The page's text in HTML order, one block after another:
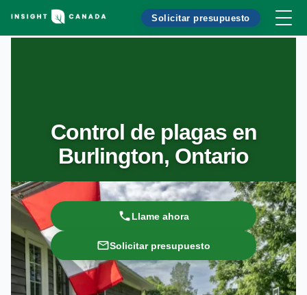
Solicitar presupuesto
Control de plagas en
Burlington, Ontario
Llame ahora
Solicitar presupuesto